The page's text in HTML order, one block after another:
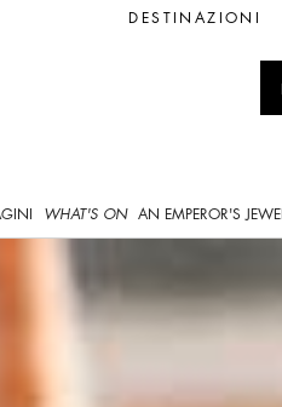
DESTINAZIONI
WHAT'S ON AN EMPEROR'S JEWEL